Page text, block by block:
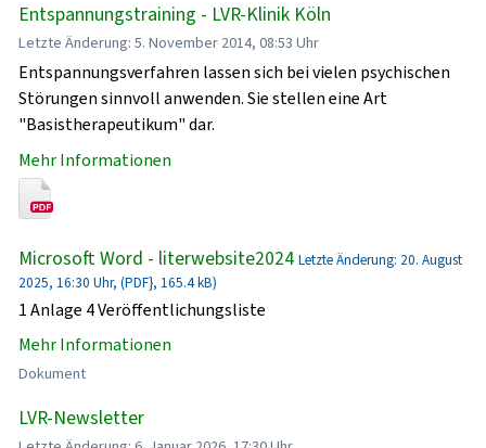
Entspannungstraining - LVR-Klinik Köln
Letzte Änderung: 5. November 2014, 08:53 Uhr
Entspannungsverfahren lassen sich bei vielen psychischen
Störungen sinnvoll anwenden. Sie stellen eine Art
"Basistherapeutikum" dar.
Mehr Informationen
Microsoft Word - literwebsite2024 Letzte Änderung: 20. August
2025, 16:30 Uhr, (PDF}, 165.4 kB)
1 Anlage 4 Veröffentlichungsliste
Mehr Informationen
Dokument
LVR-Newsletter